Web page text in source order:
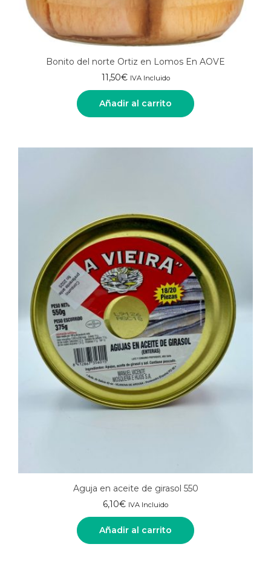
Bonito del norte Ortiz en Lomos En AOVE
11,50€ IVA Incluido
Añadir al carrito
Aguja en aceite de girasol 550
6,10€ IVA Incluido
Añadir al carrito